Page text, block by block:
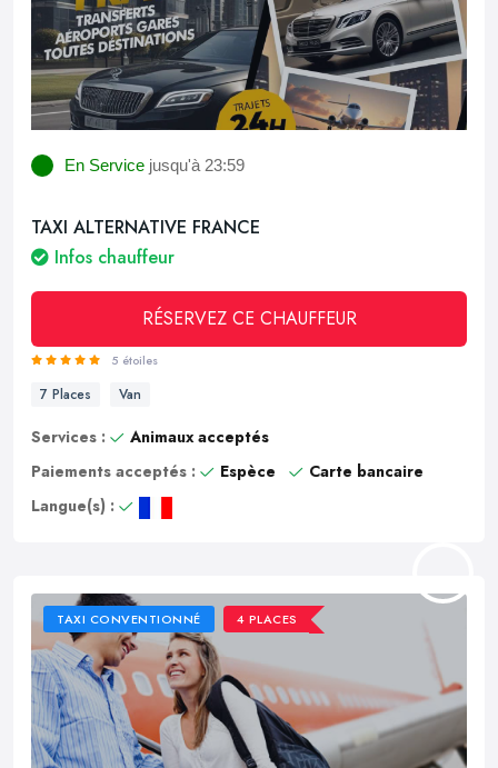
En Service jusqu'à 23:59
TAXI ALTERNATIVE FRANCE
Infos chauffeur
RÉSERVEZ CE CHAUFFEUR
5 étoiles
7 Places Van
Services :
Animaux acceptés
Paiements acceptés :
Espèce
Carte bancaire
Langue(s) :
TAXI CONVENTIONNÉ 4 PLACES